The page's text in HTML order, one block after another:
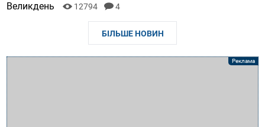
Великдень
12794 4
БІЛЬШЕ НОВИН